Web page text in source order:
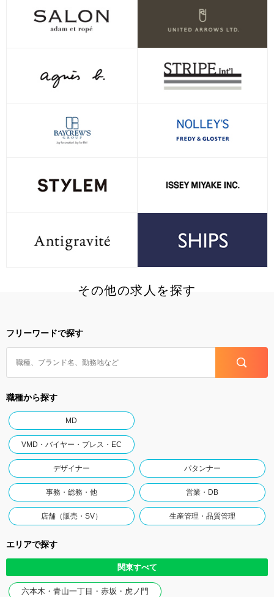
その他の求人を探す
フリーワードで探す
職種から探す
MD
VMD・バイヤー・プレス・EC
デザイナー パタンナー
事務・総務・他 営業・DB
店舗（販売・SV） 生産管理・品質管理
エリアで探す
関東すべて
六本木・青山一丁目・赤坂・虎ノ門